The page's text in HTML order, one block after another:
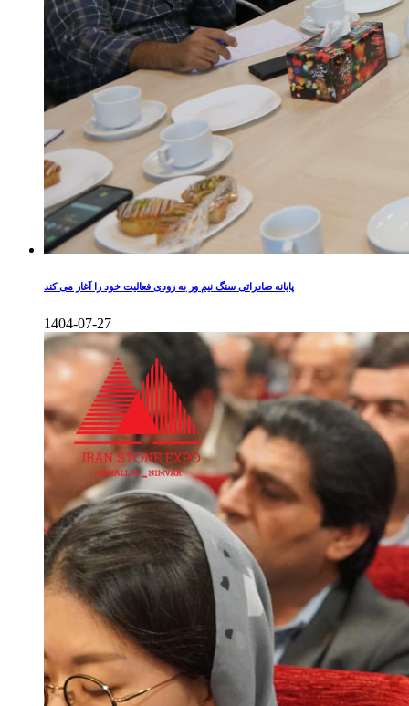
پایانه صادراتی سنگ نیم ور به زودی فعالیت خود را آغاز می کند
1404-07-27